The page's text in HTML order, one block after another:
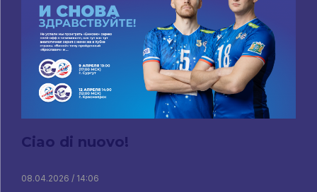
Ciao di nuovo!
08.04.2026 / 14:06